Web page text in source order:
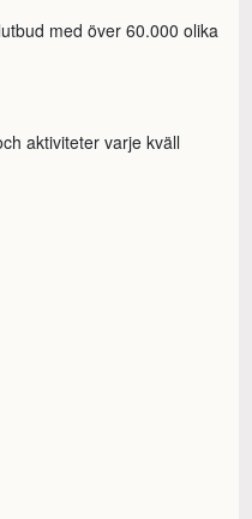
med över 60.000 olika
aktiviteter varje kväll